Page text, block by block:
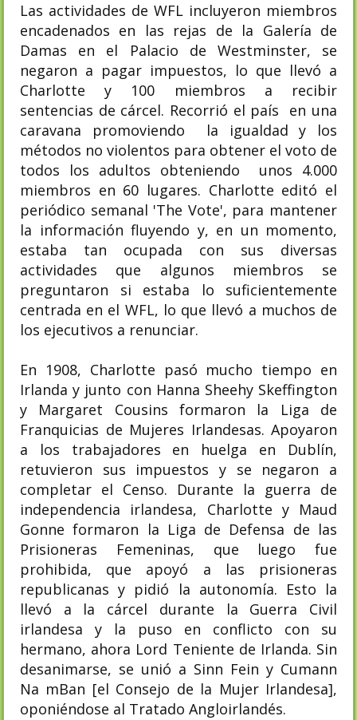
Las actividades de WFL incluyeron miembros
encadenados en las rejas de la Galería de
Damas en el Palacio de Westminster, se
negaron a pagar impuestos, lo que llevó a
Charlotte y 100 miembros a recibir
sentencias de cárcel. Recorrió el país en una
caravana promoviendo la igualdad y los
métodos no violentos para obtener el voto de
todos los adultos obteniendo unos 4.000
miembros en 60 lugares. Charlotte editó el
periódico semanal 'The Vote', para mantener
la información fluyendo y, en un momento,
estaba tan ocupada con sus diversas
actividades que algunos miembros se
preguntaron si estaba lo suficientemente
centrada en el WFL, lo que llevó a muchos de
los ejecutivos a renunciar.
En 1908, Charlotte pasó mucho tiempo en
Irlanda y junto con Hanna Sheehy Skeffington
y Margaret Cousins ​​formaron la Liga de
Franquicias de Mujeres Irlandesas. Apoyaron
a los trabajadores en huelga en Dublín,
retuvieron sus impuestos y se negaron a
completar el Censo. Durante la guerra de
independencia irlandesa, Charlotte y Maud
Gonne formaron la Liga de Defensa de las
Prisioneras Femeninas, que luego fue
prohibida, que apoyó a las prisioneras
republicanas y pidió la autonomía. Esto la
llevó a la cárcel durante la Guerra Civil
irlandesa y la puso en conflicto con su
hermano, ahora Lord Teniente de Irlanda. Sin
desanimarse, se unió a Sinn Fein y Cumann
Na mBan [el Consejo de la Mujer Irlandesa],
oponiéndose al Tratado Angloirlandés.